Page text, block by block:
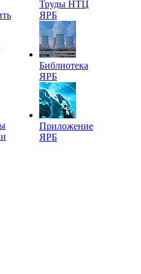
Труды НТЦ
ЯРБ
Библиотека
ЯРБ
Приложение
ЯРБ